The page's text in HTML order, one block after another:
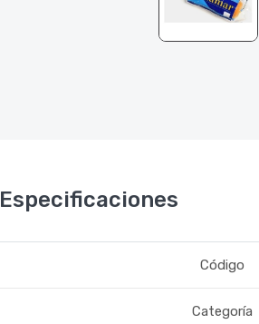
Especificaciones
Código
Categoría